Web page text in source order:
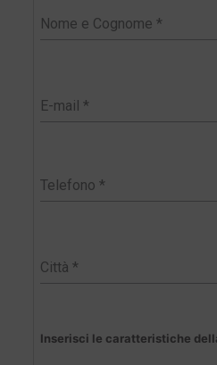
Inserisci le caratteristiche